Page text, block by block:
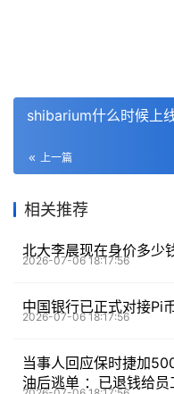
shibarium什么时候上
上一篇
相关推荐
北大李晨现在身价多少
2026-07-06 18:17:56
中国银行已正式对接Pi
2026-07-06 18:17:56
当事人回应保时捷加
油后逃单 ：已退钱给